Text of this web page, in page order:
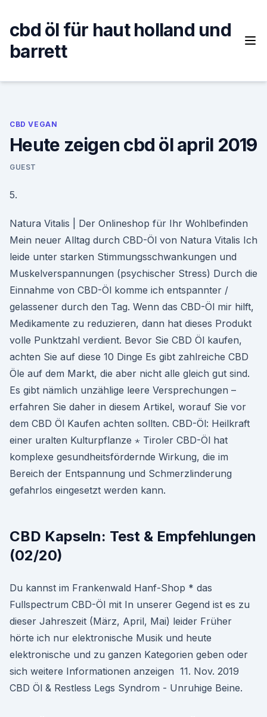
content
cbd öl für haut holland und
barrett
CBD VEGAN
Heute zeigen cbd öl april 2019
GUEST
5.
Natura Vitalis | Der Onlineshop für Ihr Wohlbefinden
Mein neuer Alltag durch CBD-Öl von Natura Vitalis Ich
leide unter starken Stimmungsschwankungen und
Muskelverspannungen (psychischer Stress) Durch die
Einnahme von CBD-Öl komme ich entspannter /
gelassener durch den Tag. Wenn das CBD-Öl mir hilft,
Medikamente zu reduzieren, dann hat dieses Produkt
volle Punktzahl verdient. Bevor Sie CBD Öl kaufen,
achten Sie auf diese 10 Dinge Es gibt zahlreiche CBD
Öle auf dem Markt, die aber nicht alle gleich gut sind.
Es gibt nämlich unzählige leere Versprechungen –
erfahren Sie daher in diesem Artikel, worauf Sie vor
dem CBD Öl Kaufen achten sollten. CBD-Öl: Heilkraft
einer uralten Kulturpflanze ⋆ Tiroler CBD-Öl hat
komplexe gesundheitsfördernde Wirkung, die im
Bereich der Entspannung und Schmerzlinderung
gefahrlos eingesetzt werden kann.
CBD Kapseln: Test & Empfehlungen
(02/20)
Du kannst im Frankenwald Hanf-Shop * das
Fullspectrum CBD-Öl mit In unserer Gegend ist es zu
dieser Jahreszeit (März, April, Mai) leider Früher
hörte ich nur elektronische Musik und heute
elektronische und zu ganzen Kategorien geben oder
sich weitere Informationen anzeigen 11. Nov. 2019
CBD Öl & Restless Legs Syndrom - Unruhige Beine.